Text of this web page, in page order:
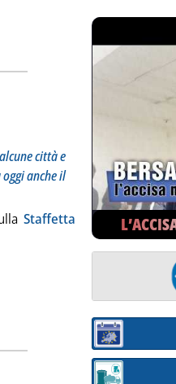
prezzi sulle autostrade, prezzi in
città e
anche il
Staffetta
'Staffetta Prezzi Rete '
Sezione: